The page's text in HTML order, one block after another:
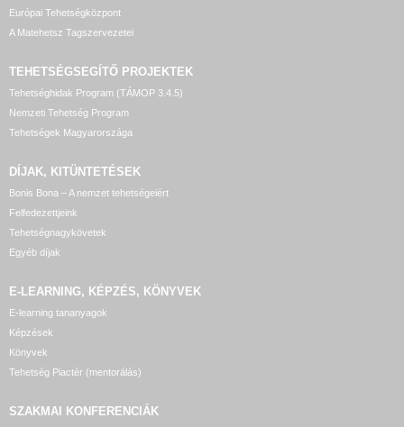
Európai Tehetségközpont
A Matehetsz Tagszervezetei
TEHETSÉGSEGÍTŐ PROJEKTEK
Tehetséghidak Program (TÁMOP 3.4.5)
Nemzeti Tehetség Program
Tehetségek Magyarországa
DÍJAK, KITÜNTETÉSEK
Bonis Bona – A nemzet tehetségeiért
Felfedezettjeink
Tehetségnagykövetek
Egyéb díjak
E-LEARNING, KÉPZÉS, KÖNYVEK
E-learning tananyagok
Képzések
Könyvek
Tehetség Piactér (mentorálás)
SZAKMAI KONFERENCIÁK